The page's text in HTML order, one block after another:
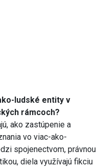
ludské entity v
rámcoch?
ako zastúpenie a
vo viac-ako-
spojenectvom, právnou
diela využívajú fikciu